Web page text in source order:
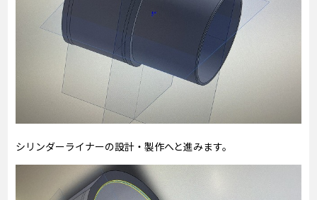
シリンダーライナーの設計・製作へと進みます。